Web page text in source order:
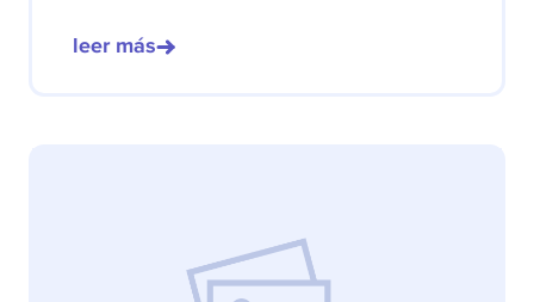
leer más